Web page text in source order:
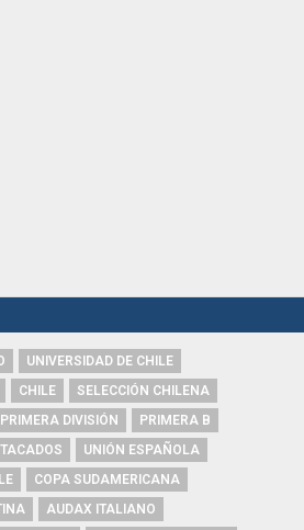
UNIVERSIDAD DE CHILE
CHILE
SELECCIÓN CHILENA
PRIMERA DIVISIÓN
PRIMERA B
UNIÓN ESPAÑOLA
COPA SUDAMERICANA
AUDAX ITALIANO